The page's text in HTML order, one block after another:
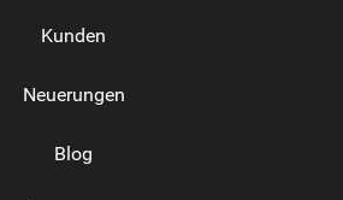
Kunden
Neuerungen
Blog